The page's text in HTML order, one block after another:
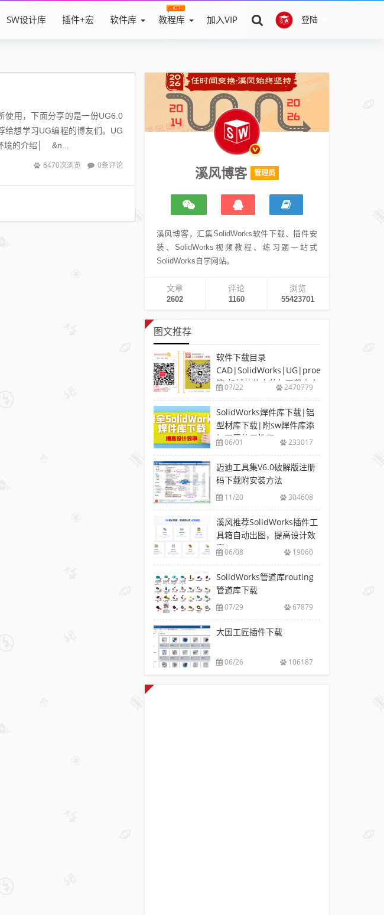
登陆
SW设计库 插件+宏 软件库 教程库 加入VIP
使用，下面分享的是一份UG6.0
给想学习UG编程的博友们。UG
境的介绍│ &n...
6470次浏览 0条评论
溪风博客 管理员
溪风博客，汇集SolidWorks软件下载、插件安
装、SolidWorks视频教程、练习题一站式
SolidWorks自学网站。
文章
2602
评论
1160
浏览
55423701
图文推荐
软件下载目录
CAD|SolidWorks|UG|proe
等-机械软件安装包下载大全
07/22 2470779
SolidWorks焊件库下载|铝
型材库下载|附sw焊件库添
加配置使用教程
06/01 233017
迈迪工具集V6.0破解版注册
码下载附安装方法
11/20 304608
溪风推荐SolidWorks插件工
具箱自动出图，提高设计效
率06/08 19060
SolidWorks管道库routing
管道库下载
07/29 67879
大国工匠插件下载
06/26 106187